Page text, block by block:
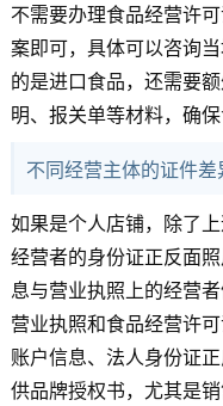
不需要办理食品经营许
案即可，具体可以咨询
的是进口食品，还需要
明、报关单等材料，确保
不同经营主体的证件差
如果是个人店铺，除了
经营者的身份证正反面
息与营业执照上的经营
营业执照和食品经营许
账户信息、法人身份证
供品牌授权书，尤其是